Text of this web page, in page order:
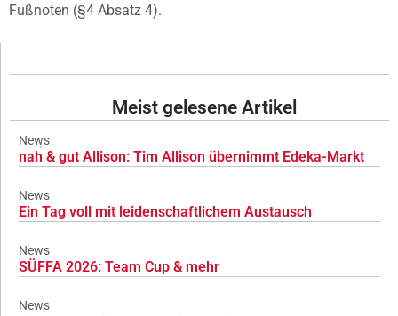
Fußnoten (§4 Absatz 4).
Meist gelesene Artikel
News
nah & gut Allison: Tim Allison übernimmt Edeka-Markt
News
Ein Tag voll mit leidenschaftlichem Austausch
News
SÜFFA 2026: Team Cup & mehr
News